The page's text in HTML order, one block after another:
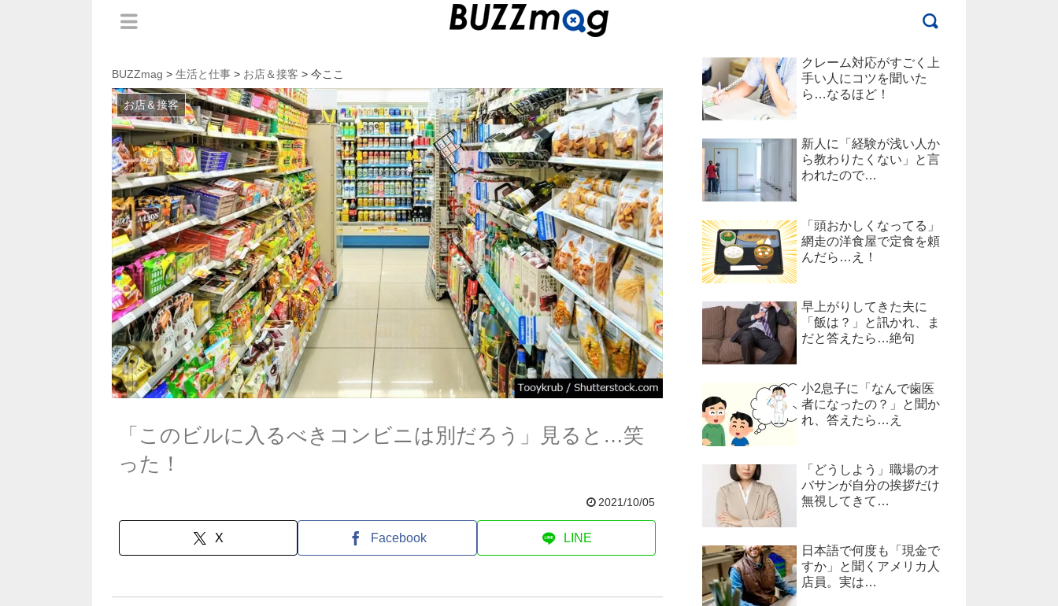
BUZZmag > 生活と仕事 > お店＆接客 > 今ここ
お店＆接客
「このビルに入るべきコンビニは別だろう」見ると…笑
った！
2021/10/05
X Facebook LINE
クレーム対応がすごく上
手い人にコツを聞いた
ら…なるほど！
新人に「経験が浅い人か
ら教わりたくない」と言
われたので…
「頭おかしくなってる」
網走の洋食屋で定食を頼
んだら…え！
早上がりしてきた夫に
「飯は？」と訊かれ、ま
だと答えたら…絶句
小2息子に「なんで歯医
者になったの？」と聞か
れ、答えたら…え
「どうしよう」職場のオ
バサンが自分の挨拶だけ
無視してきて…
日本語で何度も「現金で
すか」と聞くアメリカ人
店員。実は…